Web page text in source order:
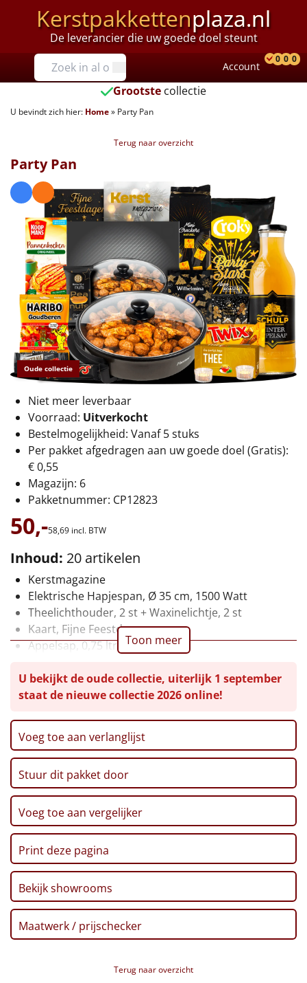
Kerstpakkettenplaza.nl
De leverancier die uw goede doel steunt
Prijzen
Tot €25
€25 tot €35
€40 tot €45
€45 tot €50
€50 tot €55
€55 tot €75
€75 tot €100
€100 en hoger
Alle kerstpakketten 2026
Thema
Origineel
Rituals
Luxe
Mannen
Vrouwen
Duurzaam
Leuke
Goedkope
Uniek
Alle thema's
Artikel
Hitster NIEUW
Pizzarette
Tas
Wake up light
NIEUW
Borrelplank
NIEUW
Account
0 0 0
Grootste collectie
U bevindt zich hier: Home» Party Pan
Terug naar overzicht
Oude collectie
Party Pan
Niet meer leverbaar
Voorraad: Uitverkocht
Bestelmogelijkheid: Vanaf 5 stuks
Per pakket afgedragen aan uw goede doel (Gratis):
€ 0,55
Magazijn: 6
Pakketnummer: CP12823
50,-58,69 incl. BTW
Inhoud: 20 artikelen
Kerstmagazine
Elektrische Hapjespan, Ø 35 cm, 1500 Watt
Theelichthouder, 2 st + Waxinelichtje, 2 st
Kaart, Fijne Feestdagen
Appelsap, 0,75 ltr
Chips, Croky, Partystars, 80 gr
Sultana, 3-pack, 43 gr
Pepermunt, 65 gr
Pannenkoekenmix, 400 gr
Speculoos Koekjes, 25 gr
Crackers, 250 gr
Mars, 51 gr
Thee, Bosvruchten, 30 gr
Verpakt in een feestelijke kerstdoos, 49 x 39 x 20 cm
Toon meer
U bekijkt de oude collectie, uiterlijk 1 september
staat de nieuwe collectie 2026 online!
Voeg toe aan verlanglijst
Stuur dit pakket door
Voeg toe aan vergelijker
Print deze pagina
Bekijk showrooms
Maatwerk / prijschecker
Terug naar overzicht